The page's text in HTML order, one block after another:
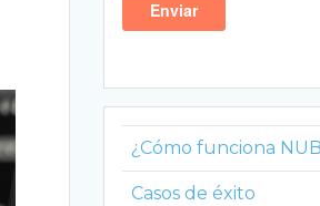
¿Cómo funciona
Casos de éxito